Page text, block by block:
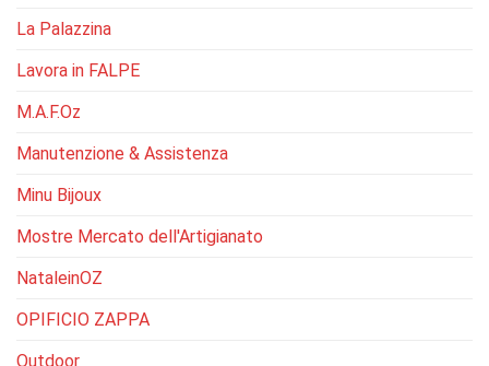
La Palazzina
Lavora in FALPE
M.A.F.Oz
Manutenzione & Assistenza
Minu Bijoux
Mostre Mercato dell'Artigianato
NataleinOZ
OPIFICIO ZAPPA
Outdoor